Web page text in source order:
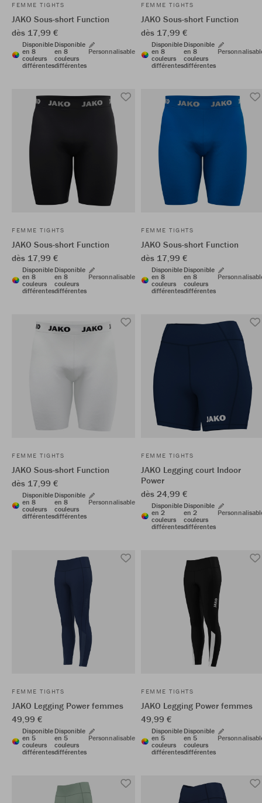
FEMME TIGHTS
JAKO Sous-short Function
dès 17,99 €
Disponible
en 8
couleurs
différentes
Disponible
en 8
couleurs
différentes
Personnalisable
FEMME TIGHTS
JAKO Sous-short Function
dès 17,99 €
Disponible
en 8
couleurs
différentes
Disponible
en 8
couleurs
différentes
FEMME TIGHTS
JAKO Sous-short Function
dès 17,99 €
Disponible
en 8
couleurs
différentes
Disponible
en 8
couleurs
différentes
Personnalisable
FEMME TIGHTS
JAKO Sous-short Function
dès 17,99 €
Disponible
en 8
couleurs
différentes
Disponible
en 8
couleurs
différentes
FEMME TIGHTS
JAKO Sous-short Function
dès 17,99 €
Disponible
en 8
couleurs
différentes
Disponible
en 8
couleurs
différentes
Personnalisable
FEMME TIGHTS
JAKO Legging court Indoor
Power
dès 24,99 €
Disponible
en 2
couleurs
différentes
Disponible
en 2
couleurs
différentes
FEMME TIGHTS
JAKO Legging Power femmes
49,99 €
Disponible
en 5
couleurs
différentes
Disponible
en 5
couleurs
différentes
Personnalisable
FEMME TIGHTS
JAKO Legging Power femmes
49,99 €
Disponible
en 5
couleurs
différentes
Disponible
en 5
couleurs
différentes